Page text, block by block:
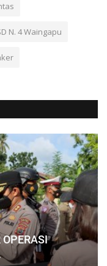
N. 4 Waingapu